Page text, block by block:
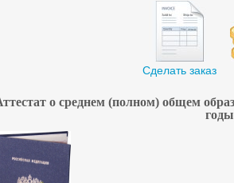
Сделать заказ
о среднем (полном) общем